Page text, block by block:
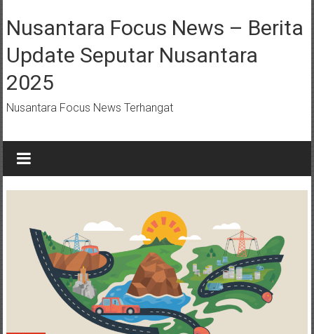
ke
konten
Nusantara Focus News – Berita
Update Seputar Nusantara
2025
Nusantara Focus News Terhangat